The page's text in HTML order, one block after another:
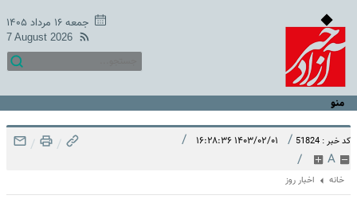
جمعه ۱۶ مرداد ۱۴۰۵
7 August 2026
منو
کد خبر : 51824 / ۱۴۰۳/۰۲/۰۱ ۱۶:۲۸:۳۶ /
A
/
/
/
خانه اخبار روز